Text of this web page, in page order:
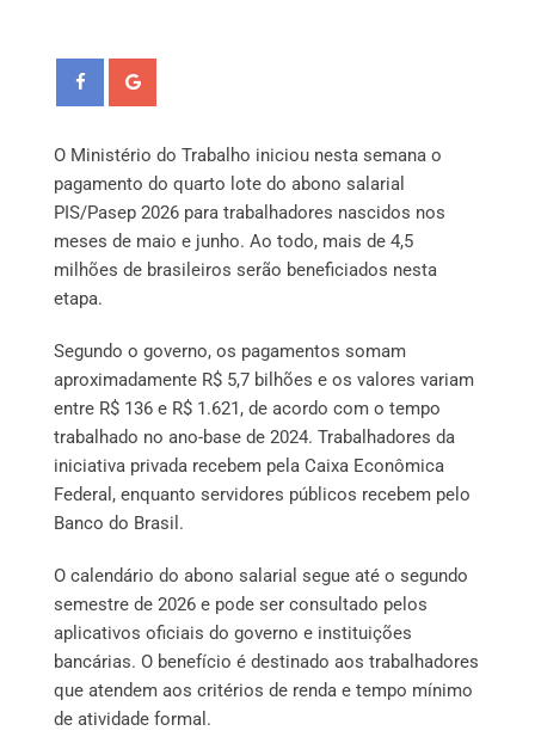
O Ministério do Trabalho iniciou nesta semana o
pagamento do quarto lote do abono salarial
PIS/Pasep 2026 para trabalhadores nascidos nos
meses de maio e junho. Ao todo, mais de 4,5
milhões de brasileiros serão beneficiados nesta
etapa.
Segundo o governo, os pagamentos somam
aproximadamente R$ 5,7 bilhões e os valores variam
entre R$ 136 e R$ 1.621, de acordo com o tempo
trabalhado no ano-base de 2024. Trabalhadores da
iniciativa privada recebem pela Caixa Econômica
Federal, enquanto servidores públicos recebem pelo
Banco do Brasil.
O calendário do abono salarial segue até o segundo
semestre de 2026 e pode ser consultado pelos
aplicativos oficiais do governo e instituições
bancárias. O benefício é destinado aos trabalhadores
que atendem aos critérios de renda e tempo mínimo
de atividade formal.